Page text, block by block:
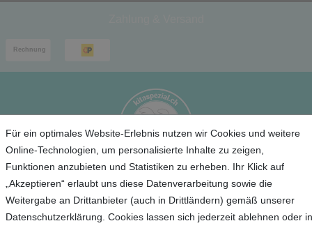
Für ein optimales Website-Erlebnis nutzen wir Cookies und weitere
Online-Technologien, um personalisierte Inhalte zu zeigen,
Funktionen anzubieten und Statistiken zu erheben. Ihr Klick auf
„Akzeptieren“ erlaubt uns diese Datenverarbeitung sowie die
Weitergabe an Drittanbieter (auch in Drittländern) gemäß unserer
Datenschutzerklärung. Cookies lassen sich jederzeit ablehnen oder in
Service
Unternehmen